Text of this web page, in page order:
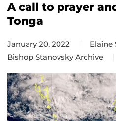
A call to prayer
Tonga
January 20, 2022
Elaine
Bishop Stanovsky Archive